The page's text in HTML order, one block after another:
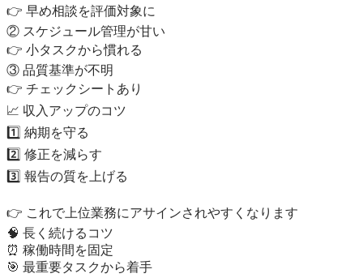
👉 早め相談を評価対象に
② スケジュール管理が甘い
👉 小タスクから慣れる
③ 品質基準が不明
👉 チェックシートあり
📈 収入アップのコツ
1️⃣ 納期を守る
2️⃣ 修正を減らす
3️⃣ 報告の質を上げる
👉 これで上位業務にアサインされやすくなります
🧠 長く続けるコツ
⏰ 稼働時間を固定
🎯 最重要タスクから着手